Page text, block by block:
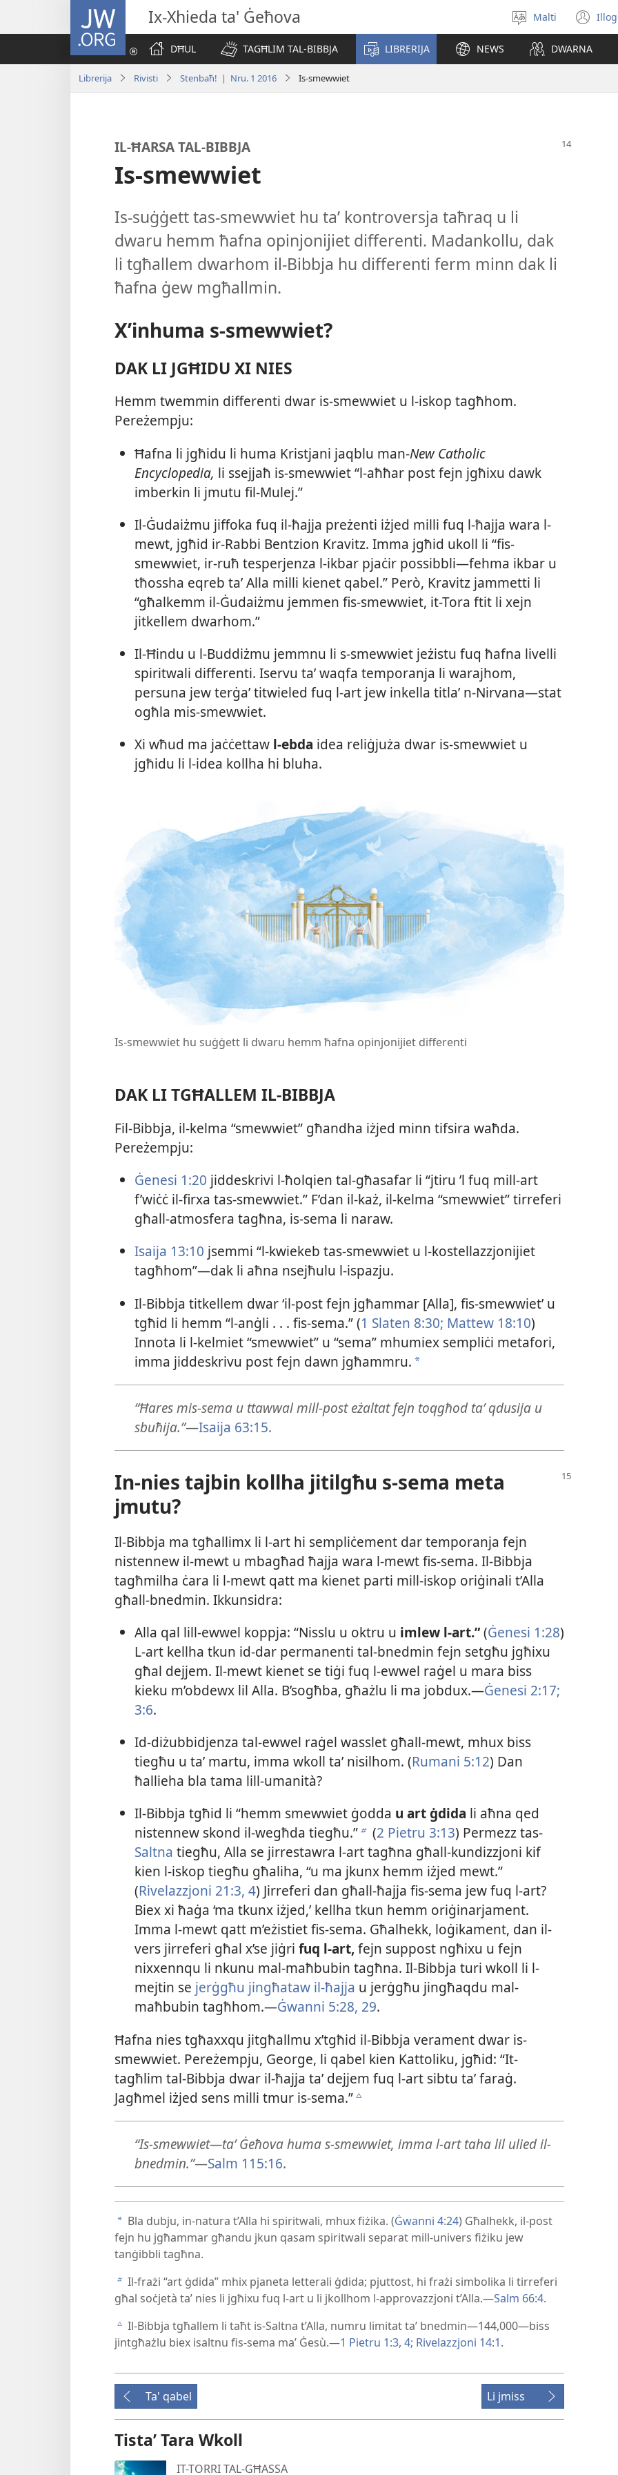
JW.ORG Ix-Xhieda ta' Ġeħova
Agħżel
il-
lingwa
Malti
DĦUL
TAGĦLIM TAL-BIBBJA LIBRERIJA NEWS DWARNA
Librerija Rivisti Stenbaħ! | Nru. 1 2016 Is-smewwiet
IL-​ĦARSA TAL-​BIBBJA
Is-smewwiet
Is-​suġġett tas-​smewwiet hu taʼ kontroversja taħraq u li
dwaru hemm ħafna opinjonijiet differenti. Madankollu, dak
li tgħallem dwarhom il-​Bibbja hu differenti ferm minn dak li
ħafna ġew mgħallmin.
X’inhuma s-​smewwiet?
DAK LI JGĦIDU XI NIES
Hemm twemmin differenti dwar is-​smewwiet u l-​iskop tagħhom.
Pereżempju:
Ħafna li jgħidu li huma Kristjani jaqblu man-​New Catholic
Encyclopedia, li ssejjaħ is-​smewwiet “l-​aħħar post fejn jgħixu dawk
imberkin li jmutu fil-​Mulej.”
Il-​Ġudaiżmu jiffoka fuq il-​ħajja preżenti iżjed milli fuq l-​ħajja wara l-​
mewt, jgħid ir-​Rabbi Bentzion Kravitz. Imma jgħid ukoll li “fis-​
smewwiet, ir-​ruħ tesperjenza l-​ikbar pjaċir possibbli—fehma ikbar u
tħossha eqreb taʼ Alla milli kienet qabel.” Però, Kravitz jammetti li
“għalkemm il-​Ġudaiżmu jemmen fis-​smewwiet, it-​Tora ftit li xejn
jitkellem dwarhom.”
Il-​Ħindu u l-​Buddiżmu jemmnu li s-​smewwiet jeżistu fuq ħafna livelli
spiritwali differenti. Iservu taʼ waqfa temporanja li warajhom,
persuna jew terġaʼ titwieled fuq l-​art jew inkella titlaʼ n-​Nirvana—stat
ogħla mis-​smewwiet.
Xi wħud ma jaċċettaw l-​ebda idea reliġjuża dwar is-​smewwiet u
jgħidu li l-​idea kollha hi bluha.
Is-smewwiet hu suġġett li dwaru hemm ħafna opinjonijiet differenti
DAK LI TGĦALLEM IL-​BIBBJA
Fil-​Bibbja, il-​kelma “smewwiet” għandha iżjed minn tifsira waħda.
Pereżempju:
Ġenesi 1:20 jiddeskrivi l-​ħolqien tal-​għasafar li “jtiru ’l fuq mill-​art
f’wiċċ il-​firxa tas-​smewwiet.” F’dan il-​każ, il-​kelma “smewwiet” tirreferi
għall-​atmosfera tagħna, is-​sema li naraw.
Isaija 13:10 jsemmi “l-​kwiekeb tas-​smewwiet u l-​kostellazzjonijiet
tagħhom”—dak li aħna nsejħulu l-​ispazju.
Il-​Bibbja titkellem dwar ‘il-​post fejn jgħammar [Alla], fis-​smewwiet’ u
tgħid li hemm “l-​anġli . . . fis-​sema.” (1 Slaten 8:30; Mattew 18:10)
Innota li l-​kelmiet “smewwiet” u “sema” mhumiex sempliċi metafori,
imma jiddeskrivu post fejn dawn jgħammru. a
“Ħares mis-​sema u ttawwal mill-​post eżaltat fejn toqgħod taʼ qdusija u
sbuħija.”—Isaija 63:15.
In-​nies tajbin kollha jitilgħu s-​sema meta
jmutu?
Il-​Bibbja ma tgħallimx li l-​art hi sempliċement dar temporanja fejn
nistennew il-​mewt u mbagħad ħajja wara l-​mewt fis-​sema. Il-​Bibbja
tagħmilha ċara li l-​mewt qatt ma kienet parti mill-​iskop oriġinali t’Alla
għall-​bnedmin. Ikkunsidra:
Alla qal lill-​ewwel koppja: “Nisslu u oktru u imlew l-​art.”(Ġenesi 1:28)
L-​art kellha tkun id-​dar permanenti tal-​bnedmin fejn setgħu jgħixu
għal dejjem. Il-​mewt kienet se tiġi fuq l-​ewwel raġel u mara biss
kieku m’obdewx lil Alla. B’sogħba, għażlu li ma jobdux.—Ġenesi 2:17;
3:6.
Id-​diżubbidjenza tal-​ewwel raġel wasslet għall-​mewt, mhux biss
tiegħu u taʼ martu, imma wkoll taʼ nisilhom. (Rumani 5:12) Dan
ħallieha bla tama lill-​umanità?
Il-​Bibbja tgħid li “hemm smewwiet ġodda u art ġdida li aħna qed
nistennew skond il-​wegħda tiegħu.”b (2 Pietru 3:13) Permezz tas-​
Saltna tiegħu, Alla se jirrestawra l-​art tagħna għall-​kundizzjoni kif
kien l-​iskop tiegħu għaliha, “u ma jkunx hemm iżjed mewt.”
(Rivelazzjoni 21:3, 4) Jirreferi dan għall-​ħajja fis-​sema jew fuq l-​art?
Biex xi ħaġa ‘ma tkunx iżjed,’ kellha tkun hemm oriġinarjament.
Imma l-​mewt qatt m’eżistiet fis-​sema. Għalhekk, loġikament, dan il-​
vers jirreferi għal x’se jiġri fuq l-​art,fejn suppost ngħixu u fejn
nixxennqu li nkunu mal-​maħbubin tagħna. Il-​Bibbja turi wkoll li l-​
mejtin se jerġgħu jingħataw il-​ħajja u jerġgħu jingħaqdu mal-​
maħbubin tagħhom.—Ġwanni 5:28, 29.
Ħafna nies tgħaxxqu jitgħallmu x’tgħid il-​Bibbja verament dwar is-​
smewwiet. Pereżempju, George, li qabel kien Kattoliku, jgħid: “It-​
tagħlim tal-​Bibbja dwar il-​ħajja taʼ dejjem fuq l-​art sibtu taʼ faraġ.
Jagħmel iżjed sens milli tmur is-​sema.”c
“Is-​smewwiet—taʼ Ġeħova huma s-​smewwiet, imma l-​art taha lil ulied il-​
bnedmin.”—Salm 115:16.
a Bla dubju, in-​natura t’Alla hi spiritwali, mhux fiżika. (Ġwanni 4:24) Għalhekk, il-​post
fejn hu jgħammar għandu jkun qasam spiritwali separat mill-​univers fiżiku jew
tanġibbli tagħna.
b Il-​frażi “art ġdida” mhix pjaneta letterali ġdida; pjuttost, hi frażi simbolika li tirreferi
għal soċjetà taʼ nies li jgħixu fuq l-​art u li jkollhom l-​approvazzjoni t’Alla.—Salm 66:4.
c Il-​Bibbja tgħallem li taħt is-​Saltna t’Alla, numru limitat taʼ bnedmin—144,000—biss
jintgħażlu biex isaltnu fis-​sema maʼ Ġesù.—1 Pietru 1:3, 4; Rivelazzjoni 14:1.
Ta' qabel Li jmiss
Tistaʼ Tara Wkoll
IT-TORRI TAL-GĦASSA